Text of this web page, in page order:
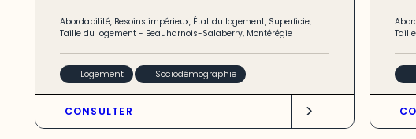
Abordabilité, Besoins impérieux, État du logement, Superficie,
Taille du logement- Beauharnois-Salaberry, Montérégie
Logement Sociodémographie
CONSULTER